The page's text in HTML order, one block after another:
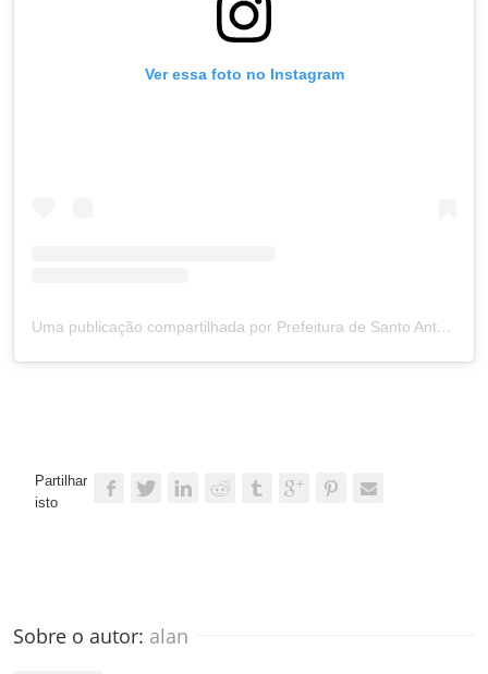
Ver essa foto no Instagram
Uma publicação compartilhada por Prefeitura de Santo Antônio (@prefsantoantonio)
Partilhar
isto
Sobre o autor: alan